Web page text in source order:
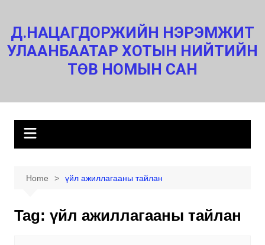
content
Д.НАЦАГДОРЖИЙН НЭРЭМЖИТ
УЛААНБААТАР ХОТЫН НИЙТИЙН
ТӨВ НОМЫН САН
Home үйл ажиллагааны тайлан
Tag: үйл ажиллагааны тайлан